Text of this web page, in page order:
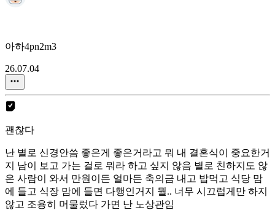
아하4pn2m3
26.07.04
괜찮다
난 별로 신경안씀 좋은게 좋은거라고 뭐 내 결혼식이 중요한거
지 남이 보고 가는 걸로 뭐라 하고 싶지 않음 별로 친하지도 않
은 사람이 와서 만원이든 얼마든 축의금 내고 밥먹고 식당 맘
에 들고 식장 맘에 들면 다행인거지 뭘.. 너무 시끄럽게만 하지
않고 조용히 머물렀다 가면 난 노상관임